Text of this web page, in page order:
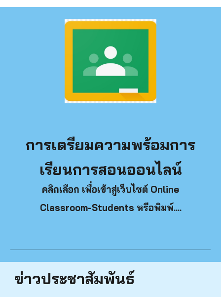
การเตรียมความพร้อมการ
เรียนการสอนออนไลน์
คลิกเลือก เพื่อเข้าสู่เว็บไซต์ Online
Classroom-Students หรือพิมพ์....
ข่าวประชาสัมพันธ์